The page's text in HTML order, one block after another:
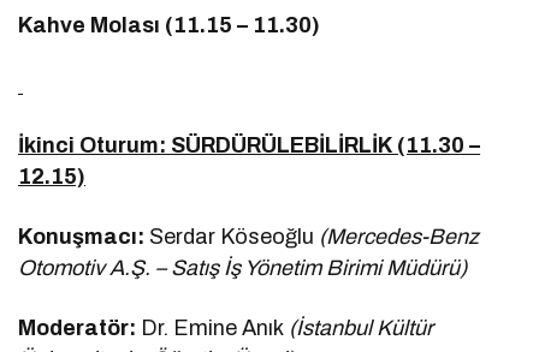
Kahve Molası (11.15 – 11.30)
İkinci Oturum: SÜRDÜRÜLEBİLİRLİK (11.30 –
12.15)
Konuşmacı: Serdar Köseoğlu (Mercedes-Benz
Otomotiv A.Ş. – Satış İş Yönetim Birimi Müdürü)
Moderatör: Dr. Emine Anık (İstanbul Kültür